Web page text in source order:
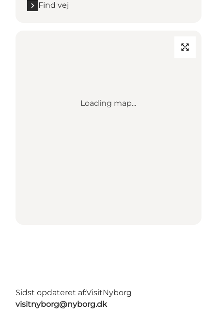
Find vej
Loading map...
Sidst opdateret af:VisitNyborg
visitnyborg@nyborg.dk